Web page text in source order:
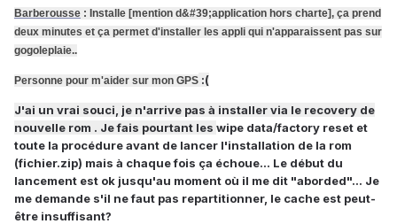
Barberousse : Installe [mention d&#39;application hors charte], ça prend
deux minutes et ça permet d'installer les appli qui n'apparaissent pas sur
gogoleplaie..
Personne pour m'aider sur mon GPS :(
J'ai un vrai souci, je n'arrive pas à installer via le recovery de
nouvelle rom . Je fais pourtant les wipe data/factory reset et
toute la procédure avant de lancer l'installation de la rom
(fichier.zip) mais à chaque fois ça échoue... Le début du
lancement est ok jusqu'au moment où il me dit "aborded"... Je
me demande s'il ne faut pas repartitionner, le cache est peut-
être insuffisant?